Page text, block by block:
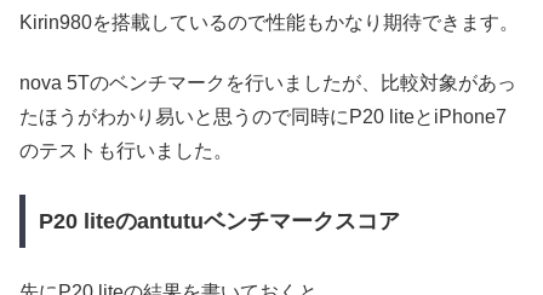
Kirin980を搭載しているので性能もかなり期待できます。
nova 5Tのベンチマークを行いましたが、比較対象があっ
たほうがわかり易いと思うので同時にP20 liteとiPhone7
のテストも行いました。
P20 liteのantutuベンチマークスコア